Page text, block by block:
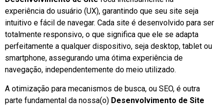
experiência do usuário (UX), garantindo que seu site seja
intuitivo e fácil de navegar. Cada site é desenvolvido para ser
totalmente responsivo, o que significa que ele se adapta
perfeitamente a qualquer dispositivo, seja desktop, tablet ou
smartphone, assegurando uma ótima experiência de
navegação, independentemente do meio utilizado.
A otimização para mecanismos de busca, ou SEO, é outra
parte fundamental da nossa(o) Desenvolvimento de Site